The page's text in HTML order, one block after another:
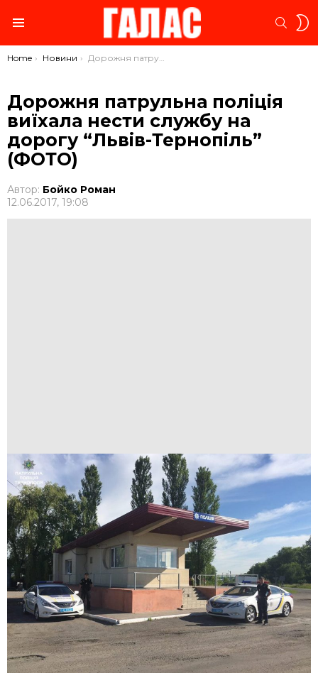
You are here:
Home Новини Дорожня патрульна поліція виїхала нести службу на дорогу “Львів-Тернопіль” (ФОТО)
Дорожня патрульна поліція
виїхала нести службу на
дорогу “Львів-Тернопіль”
(ФОТО)
Автор: Бойко Роман
12.06.2017, 19:08